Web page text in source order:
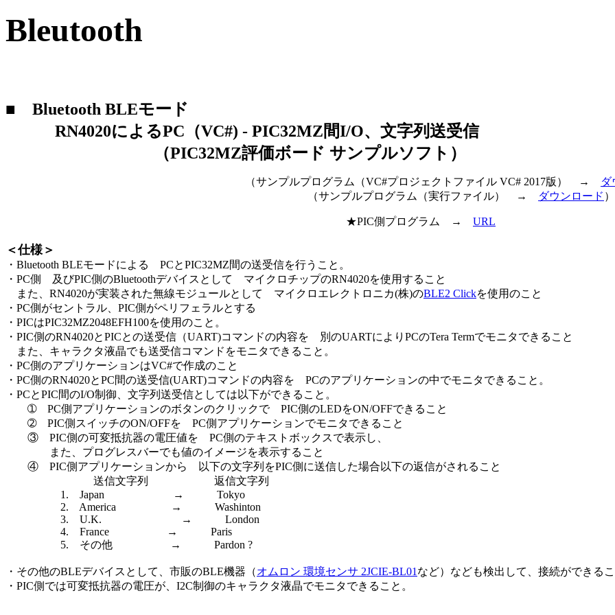
Bleutooth
■ Bluetooth BLEモード
RN4020によるPC（VC#) - PIC32MZ間I/O、文字列送受信
（PIC32MZ評価ボード サンプルソフト）
（サンプルプログラム（VC#プロジェクトファイル VC# 2017版） →
ダ
（サンプルプログラム（実行ファイル） →
ダウンロード ）
★PIC側プログラム → URL
＜仕様＞
・Bluetooth BLEモードによる PCとPIC32MZ間の送受信を行うこと。
・PC側 及びPIC側のBluetoothデバイスとして マイクロチップのRN4020を使用すること
また、RN4020が実装された無線モジュールとして マイクロエレクトロニカ(株)のBLE2 Clickを使用のこと
・PC側がセントラル、PIC側がペリフェラルとする
・PICはPIC32MZ2048EFH100を使用のこと。
・PIC側のRN4020とPICとの送受信（UART)コマンドの内容を 別のUARTによりPCのTera Termでモニタできること
また、キャラクタ液晶でも送受信コマンドをモニタできること。
・PC側のアプリケーションはVC#で作成のこと
・PC側のRN4020とPC間の送受信(UART)コマンドの内容を PCのアプリケーションの中でモニタできること。
・PCとPIC間のI/O制御、文字列送受信としては以下ができること。
➀ PC側アプリケーションのボタンのクリックで PIC側のLEDをON/OFFできること
➁ PIC側スイッチのON/OFFを PC側アプリケーションでモニタできること
③ PIC側の可変抵抗器の電圧値を PC側のテキストボックスで表示し、
また、プログレスバーでも値のイメージを表示すること
④ PIC側アプリケーションから 以下の文字列をPIC側に送信した場合以下の返信がされること
送信文字列 返信文字列
1. Japan → Tokyo
2. America → Washinton
3. U.K. → London
4. France → Paris
5. その他 → Pardon ?
・その他のBLEデバイスとして、市販のBLE機器（オムロン 環境センサ 2JCIE-BL01 など）なども検出して、接続ができる
・PIC側では可変抵抗器の電圧が、I2C制御のキャラクタ液晶でモニタできること。